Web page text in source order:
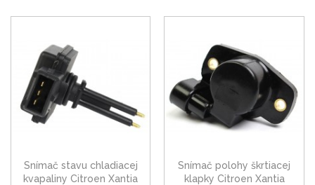
Snímač stavu chladiacej
kvapaliny Citroen Xantia
Snímač polohy škrtiacej
klapky Citroen Xantia